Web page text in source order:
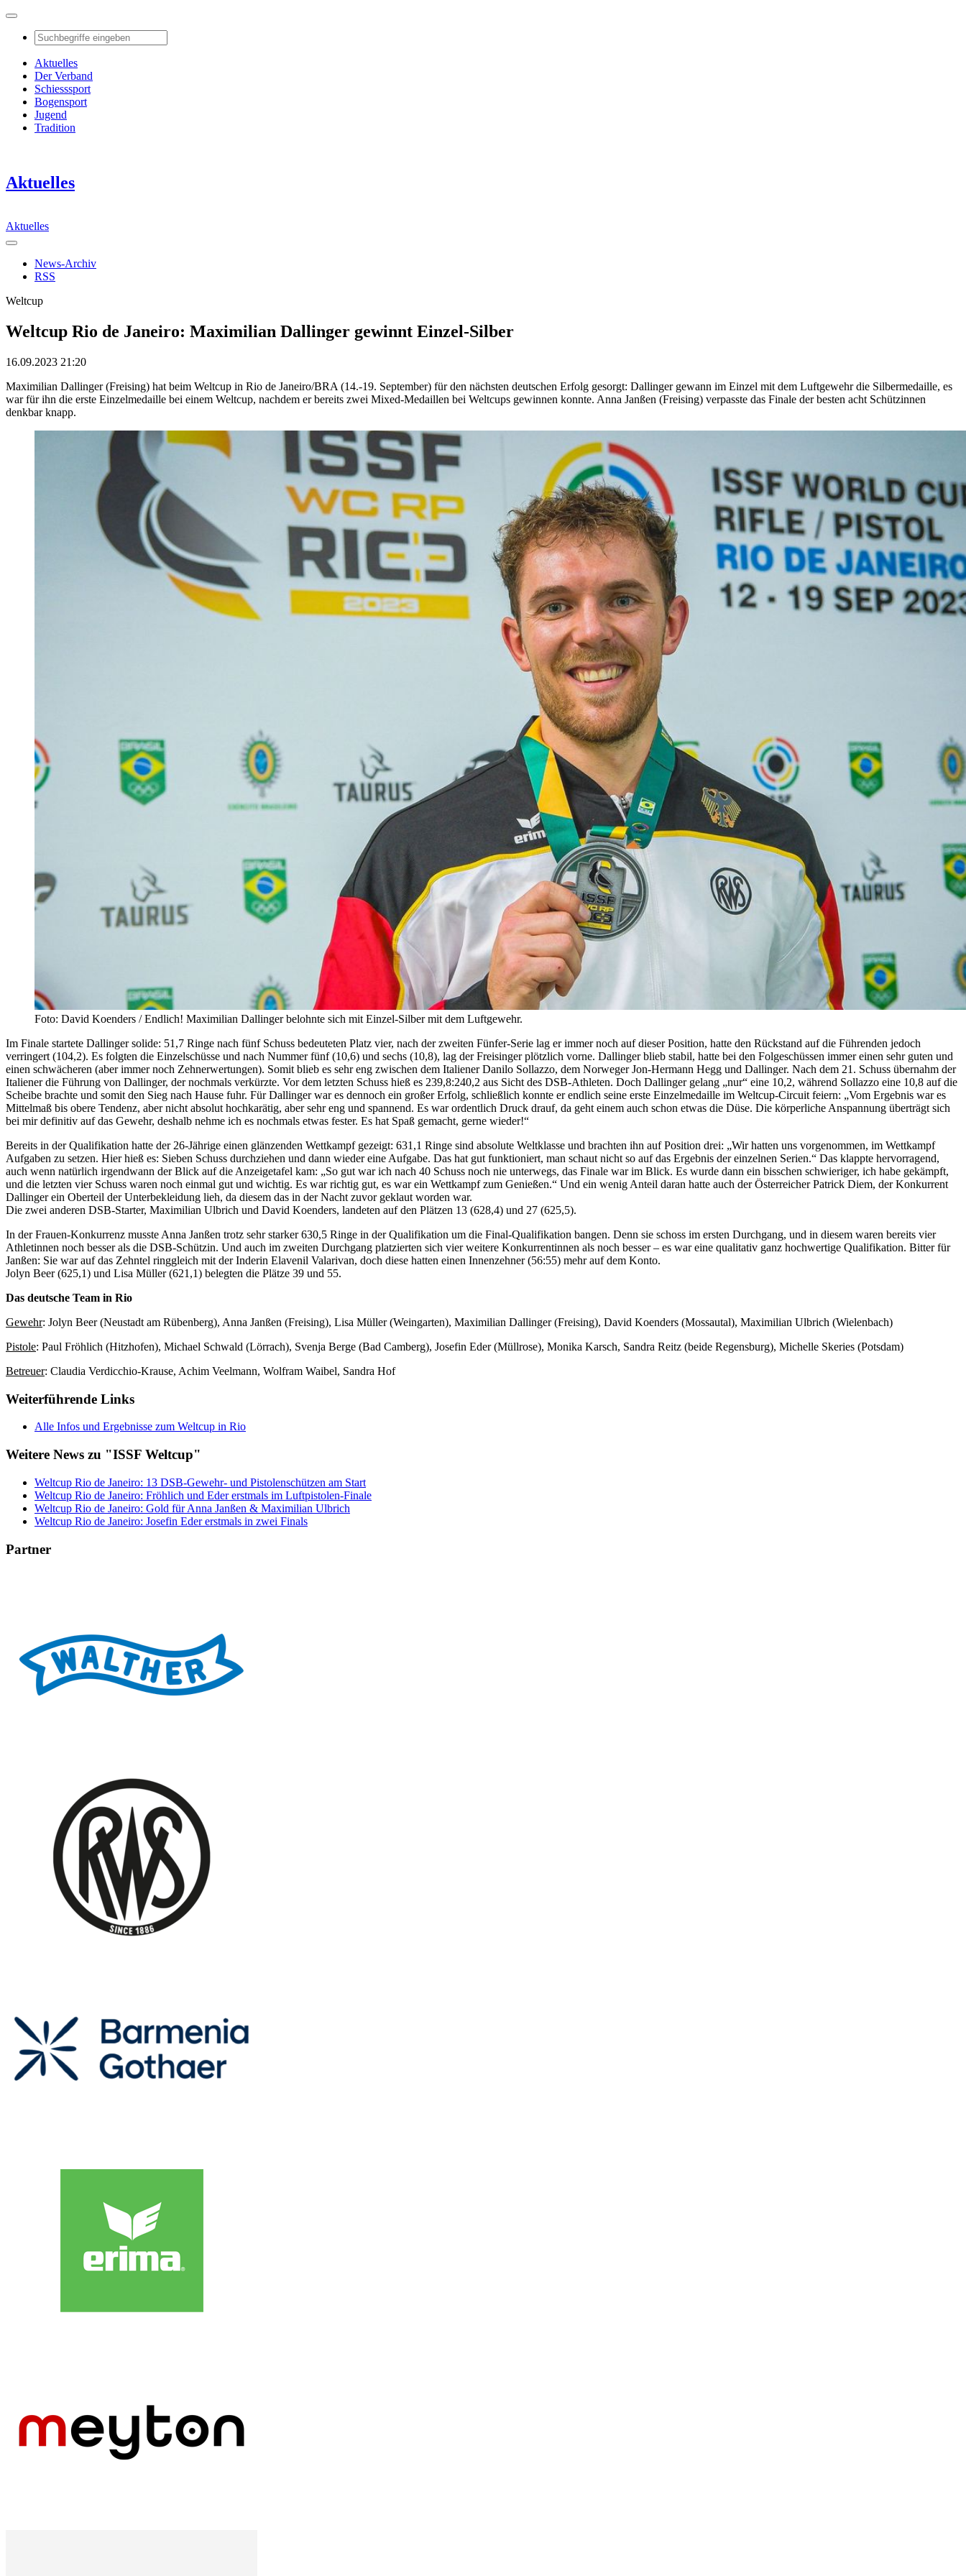
Aktuelles
Der Verband
Schiesssport
Bogensport
Jugend
Tradition
Aktuelles
Aktuelles
News-Archiv
RSS
Weltcup
Weltcup Rio de Janeiro: Maximilian Dallinger gewinnt Einzel-Silber
16.09.2023 21:20
Maximilian Dallinger (Freising) hat beim Weltcup in Rio de Janeiro/BRA (14.-19. September) für den nächsten deutschen Erfolg gesorgt: Dallinger gewann im Einzel mit dem Luftgewehr die Silbermedaille, es
war für ihn die erste Einzelmedaille bei einem Weltcup, nachdem er bereits zwei Mixed-Medaillen bei Weltcups gewinnen konnte. Anna Janßen (Freising) verpasste das Finale der besten acht Schützinnen
denkbar knapp.
Foto: David Koenders / Endlich! Maximilian Dallinger belohnte sich mit Einzel-Silber mit dem Luftgewehr.
Im Finale startete Dallinger solide: 51,7 Ringe nach fünf Schuss bedeuteten Platz vier, nach der zweiten Fünfer-Serie lag er immer noch auf dieser Position, hatte den Rückstand auf die Führenden jedoch
verringert (104,2). Es folgten die Einzelschüsse und nach Nummer fünf (10,6) und sechs (10,8), lag der Freisinger plötzlich vorne. Dallinger blieb stabil, hatte bei den Folgeschüssen immer einen sehr guten und
einen schwächeren (aber immer noch Zehnerwertungen). Somit blieb es sehr eng zwischen dem Italiener Danilo Sollazzo, dem Norweger Jon-Hermann Hegg und Dallinger. Nach dem 21. Schuss übernahm der
Italiener die Führung von Dallinger, der nochmals verkürzte. Vor dem letzten Schuss hieß es 239,8:240,2 aus Sicht des DSB-Athleten. Doch Dallinger gelang „nur“ eine 10,2, während Sollazzo eine 10,8 auf die
Scheibe brachte und somit den Sieg nach Hause fuhr. Für Dallinger war es dennoch ein großer Erfolg, schließlich konnte er endlich seine erste Einzelmedaille im Weltcup-Circuit feiern: „Vom Ergebnis war es
Mittelmaß bis obere Tendenz, aber nicht absolut hochkarätig, aber sehr eng und spannend. Es war ordentlich Druck drauf, da geht einem auch schon etwas die Düse. Die körperliche Anspannung überträgt sich
bei mir definitiv auf das Gewehr, deshalb nehme ich es nochmals etwas fester. Es hat Spaß gemacht, gerne wieder!“
Bereits in der Qualifikation hatte der 26-Jährige einen glänzenden Wettkampf gezeigt: 631,1 Ringe sind absolute Weltklasse und brachten ihn auf Position drei: „Wir hatten uns vorgenommen, im Wettkampf
Aufgaben zu setzen. Hier hieß es: Sieben Schuss durchziehen und dann wieder eine Aufgabe. Das hat gut funktioniert, man schaut nicht so auf das Ergebnis der einzelnen Serien.“ Das klappte hervorragend,
auch wenn natürlich irgendwann der Blick auf die Anzeigetafel kam: „So gut war ich nach 40 Schuss noch nie unterwegs, das Finale war im Blick. Es wurde dann ein bisschen schwieriger, ich habe gekämpft,
und die letzten vier Schuss waren noch einmal gut und wichtig. Es war richtig gut, es war ein Wettkampf zum Genießen.“ Und ein wenig Anteil daran hatte auch der Österreicher Patrick Diem, der Konkurrent
Dallinger ein Oberteil der Unterbekleidung lieh, da diesem das in der Nacht zuvor geklaut worden war.
Die zwei anderen DSB-Starter, Maximilian Ulbrich und David Koenders, landeten auf den Plätzen 13 (628,4) und 27 (625,5).
In der Frauen-Konkurrenz musste Anna Janßen trotz sehr starker 630,5 Ringe in der Qualifikation um die Final-Qualifikation bangen. Denn sie schoss im ersten Durchgang, und in diesem waren bereits vier
Athletinnen noch besser als die DSB-Schützin. Und auch im zweiten Durchgang platzierten sich vier weitere Konkurrentinnen als noch besser – es war eine qualitativ ganz hochwertige Qualifikation. Bitter für
Janßen: Sie war auf das Zehntel ringgleich mit der Inderin Elavenil Valarivan, doch diese hatten einen Innenzehner (56:55) mehr auf dem Konto.
Jolyn Beer (625,1) und Lisa Müller (621,1) belegten die Plätze 39 und 55.
Das deutsche Team in Rio
Gewehr: Jolyn Beer (Neustadt am Rübenberg), Anna Janßen (Freising), Lisa Müller (Weingarten), Maximilian Dallinger (Freising), David Koenders (Mossautal), Maximilian Ulbrich (Wielenbach)
Pistole: Paul Fröhlich (Hitzhofen), Michael Schwald (Lörrach), Svenja Berge (Bad Camberg), Josefin Eder (Müllrose), Monika Karsch, Sandra Reitz (beide Regensburg), Michelle Skeries (Potsdam)
Betreuer: Claudia Verdicchio-Krause, Achim Veelmann, Wolfram Waibel, Sandra Hof
Weiterführende Links
Alle Infos und Ergebnisse zum Weltcup in Rio
Weitere News zu "ISSF Weltcup"
Weltcup Rio de Janeiro: 13 DSB-Gewehr- und Pistolenschützen am Start
Weltcup Rio de Janeiro: Fröhlich und Eder erstmals im Luftpistolen-Finale
Weltcup Rio de Janeiro: Gold für Anna Janßen & Maximilian Ulbrich
Weltcup Rio de Janeiro: Josefin Eder erstmals in zwei Finals
Partner